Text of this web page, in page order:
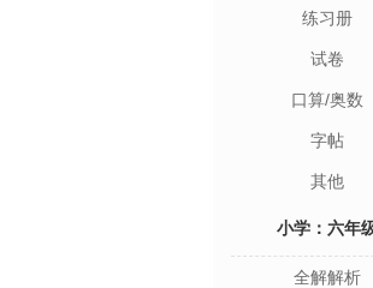
练习册
试卷
口算/奥数
字帖
其他
小学：六年
全解解析